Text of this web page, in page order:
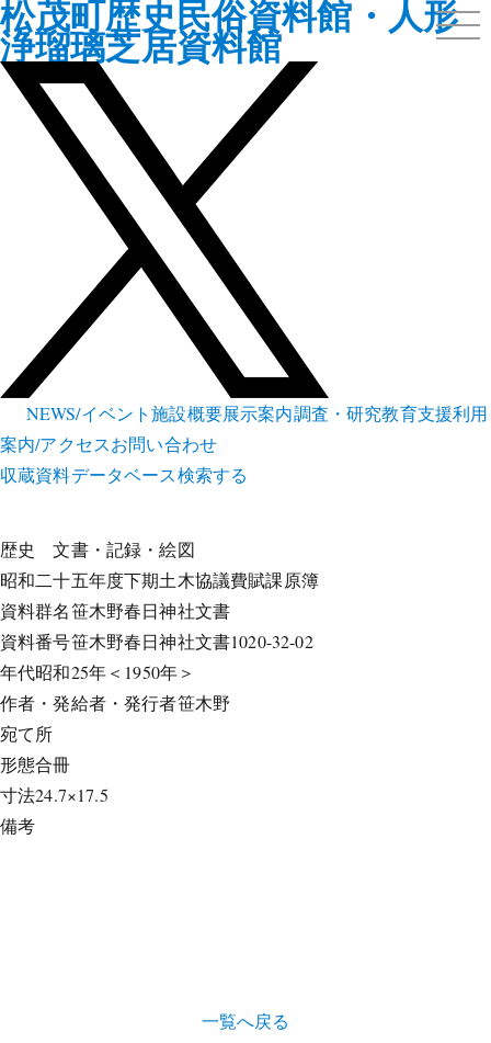
松茂町歴史民俗資料館・人形
浄瑠璃芝居資料館
NEWS/イベント施設概要展示案内調査・研究教育支援利用
案内/アクセスお問い合わせ
収蔵資料データベース検索する
歴史
文書・記録・絵図
昭和二十五年度下期土木協議費賦課原簿
資料群名笹木野春日神社文書
資料番号笹木野春日神社文書1020-32-02
年代昭和25年＜1950年＞
作者・発給者・発行者笹木野
宛て所
形態合冊
寸法24.7×17.5
備考
一覧へ戻る